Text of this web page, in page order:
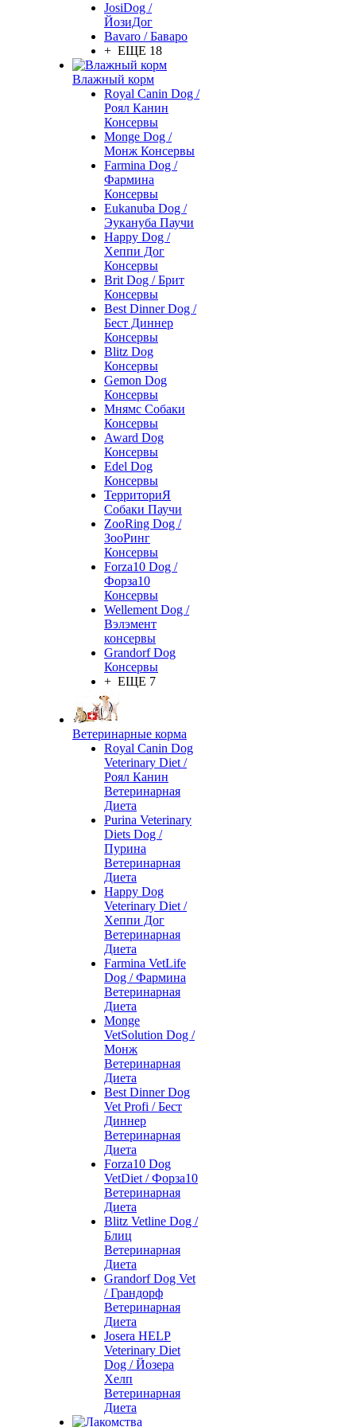
JosiDog /
ЙозиДог
Bavaro / Баваро
+ ЕЩЕ 18
Влажный корм
Royal Canin Dog /
Роял Канин
Консервы
Monge Dog /
Монж Консервы
Farmina Dog /
Фармина
Консервы
Eukanuba Dog /
Эукануба Паучи
Happy Dog /
Хеппи Дог
Консервы
Brit Dog / Брит
Консервы
Best Dinner Dog /
Бест Диннер
Консервы
Blitz Dog
Консервы
Gemon Dog
Консервы
Мнямс Собаки
Консервы
Award Dog
Консервы
Edel Dog
Консервы
ТерриториЯ
Собаки Паучи
ZooRing Dog /
ЗооРинг
Консервы
Forza10 Dog /
Форза10
Консервы
Wellement Dog /
Вэлэмент
консервы
Grandorf Dog
Консервы
+ ЕЩЕ 7
Ветеринарные корма
Royal Canin Dog
Veterinary Diet /
Роял Канин
Ветеринарная
Диета
Purina Veterinary
Diets Dog /
Пурина
Ветеринарная
Диета
Happy Dog
Veterinary Diet /
Хеппи Дог
Ветеринарная
Диета
Farmina VetLife
Dog / Фармина
Ветеринарная
Диета
Monge
VetSolution Dog /
Монж
Ветеринарная
Диета
Best Dinner Dog
Vet Profi / Бест
Диннер
Ветеринарная
Диета
Forza10 Dog
VetDiet / Форза10
Ветеринарная
Диета
Blitz Vetline Dog /
Блиц
Ветеринарная
Диета
Grandorf Dog Vet
/ Грандорф
Ветеринарная
Диета
Josera HELP
Veterinary Diet
Dog / Йозера
Хелп
Ветеринарная
Диета